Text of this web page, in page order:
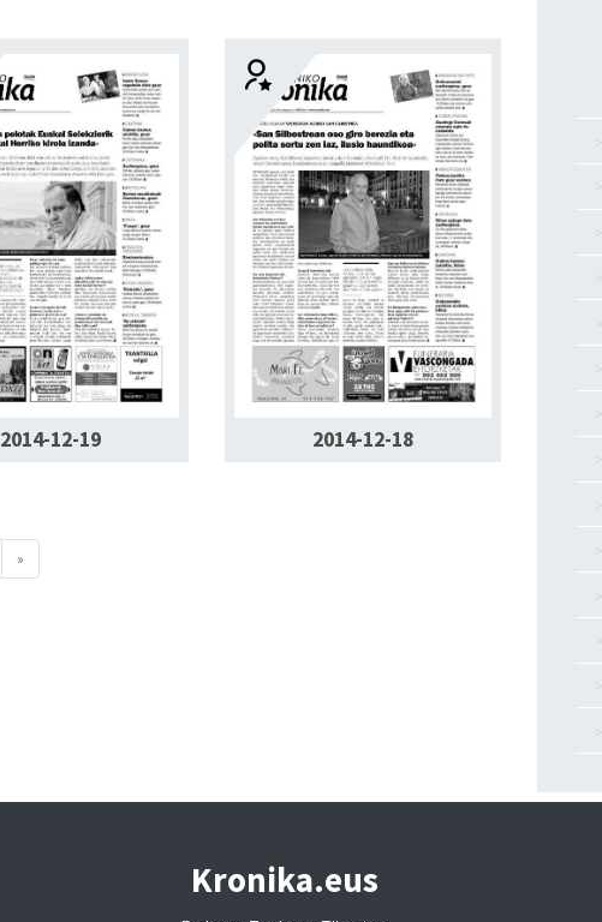
2014-12-19 2014-12-18
»
Kronika.eus